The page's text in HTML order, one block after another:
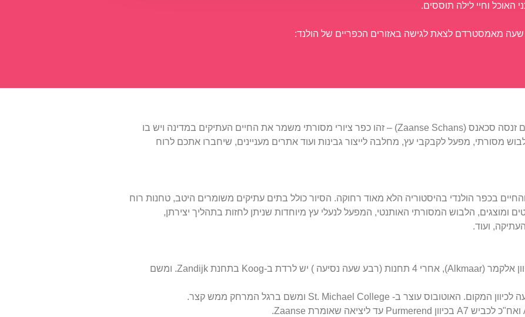
האוכל וחיי לילה תוססים.
מאמסטרדם לצאת לגישה באזורים הכפריים של הולנד:
במרחק של כתשעה ק"מ בלבד מצפן לאמסטרדם, נמצא כפר האמנים זנסה סכאנס (Zaanse Schans) – זהו כפר ציורי מסורתי משמר את החיים העתיקים במדינה ויש בו
פעילות, מקומיים בלבוש מסורתי, מפעל לקבקבי עץ, מחלבה לייצור גבינות ועוד אתרים מעניינים, שיחברו אתכם לרוח
בכפר הולנדי בהיסטוריה הלא מאוד רחוקה. הסיור כולל בתים עתיקים משומרים היטב, טחנות רוח
ומוצגים, הלבוש המסורתי האותנטי, המפעל לנעלי עץ מיוחדות שניתן לחזות בתהליך יצירתן,
ועוד.
מתחנת הרכבת המרכזית באמסטרדם יש לקחת רכבת לכיוון אלקמר (Alkmaar), אחרי 4 תחנות (רבע שעה נסיעה ) יש לרדת ב-Koog בתחנת Zandijk. ומשם